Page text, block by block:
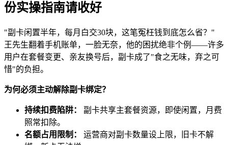
份实操指南请收好
"副卡闲置半年，每月白交30块，这笔冤枉钱到底怎么省？"
王先生翻着手机账单，一脸无奈，他的困扰绝非个例——许多
用户在套餐变更、亲友换号后，副卡成了"食之无味，弃之可
惜"的负担。
为何必须主动解除副卡绑定？
持续扣费陷阱：
副卡共享主套餐资源，即使闲置，月费
照常扣除。
名额占用限制：
运营商对副卡数量设上限，旧卡不解